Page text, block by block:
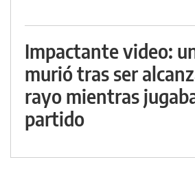
Impactante video:
murió tras ser
rayo mientras
partido